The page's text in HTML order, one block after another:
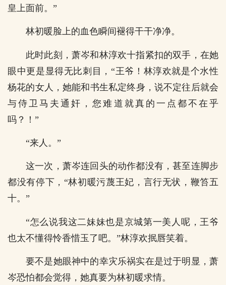
皇上面前。”
林初暖脸上的血色瞬间褪得干干净净。
此时此刻，萧岑和林淳欢十指紧扣的双手，在她
眼中更是显得无比刺目，“王爷！林淳欢就是个水性
杨花的女人，她能和书生私定终身，说不定往后就会
与侍卫马夫通奸，您难道就真的一点都不在乎
吗？！”
“来人。”
这一次，萧岑连回头的动作都没有，甚至连脚步
都没有停下，“林初暖污蔑王妃，言行无状，鞭笞五
十。”
“怎么说我这二妹妹也是京城第一美人呢，王爷
也太不懂得怜香惜玉了吧。”林淳欢抿唇笑着。
要不是她眼神中的幸灾乐祸实在是过于明显，萧
岑恐怕都会觉得，她真要为林初暖求情。